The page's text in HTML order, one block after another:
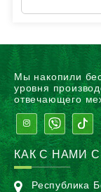
Мы накопили
уровня
отвечающего
КАК С НАМИ
Республика